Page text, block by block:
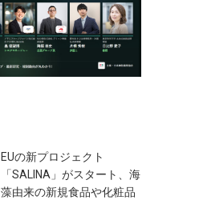
EUの新プロジェクト
「SALINA」がスタート、海
藻由来の新規食品や化粧品